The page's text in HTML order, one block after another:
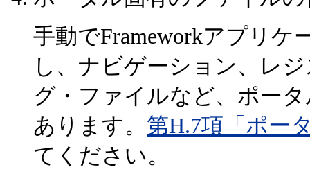
手動でFrameworkアプリ
し、ナビゲーション、レ
グ・ファイルなど、ポー
あります。 第H.7項「ポー
てください。